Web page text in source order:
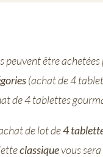
peuvent être achetées
(achat de 4
de 4 tablettes
de lot de4
classiquevous